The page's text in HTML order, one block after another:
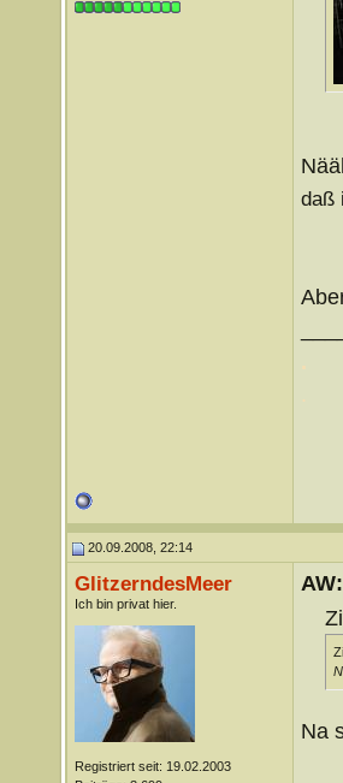
daß
20.09.2008, 22:14
GlitzerndesMeer
Ich bin privat hier.
Registriert seit: 19.02.2003
Na